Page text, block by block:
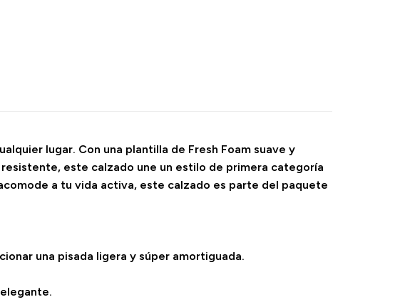
lugar. Con una plantilla de Fresh Foam suave y
este calzado une un estilo de primera categoría
a tu vida activa, este calzado es parte del paquete
una pisada ligera y súper amortiguada.